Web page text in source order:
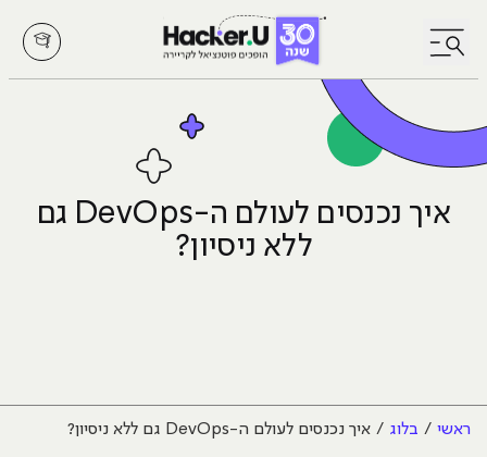
לחץ לפתיחת/סגירת תפריט
איך נכנסים לעולם ה-DevOps גם
ללא ניסיון?
ראשי בלוג איך נכנסים לעולם ה-DevOps גם ללא ניסיון?